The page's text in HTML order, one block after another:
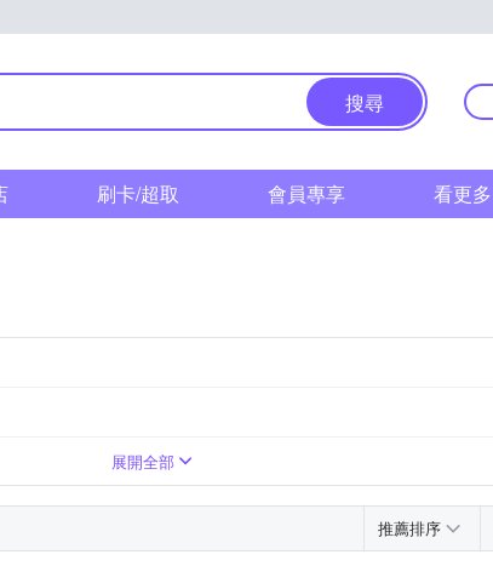
搜尋
刷卡/超取 會員專享 看更多
展開全部
推薦排序